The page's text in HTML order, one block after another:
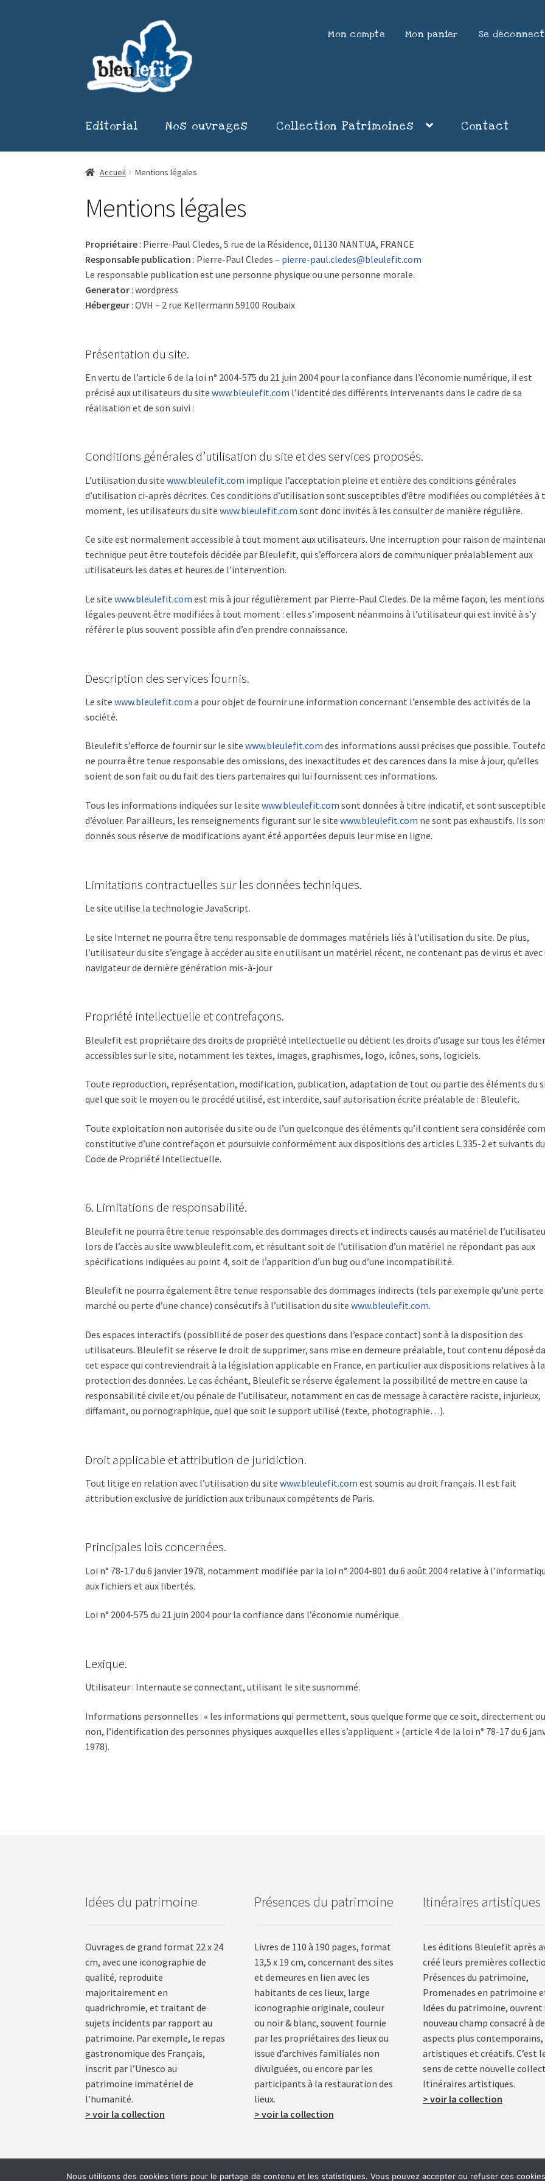
la
navigation
contenu
Mon compte Mon panier Se
Editorial Nos ouvrages Collection Patrimoines Contact
Accueil Mentions légales
Mentions légales
Propriétaire: Pierre-Paul Cledes, 5 rue de la Résidence, 01130 NANTUA, FRANCE
Responsable publication : Pierre-Paul Cledes – pierre-paul.cledes@bleulefit.com
Le responsable publication est une personne physique ou une personne morale.
Generator: wordpress
Hébergeur: OVH – 2 rue Kellermann 59100 Roubaix
Présentation du site.
En vertu de l’article 6 de la loi n° 2004-575 du 21 juin 2004 pour la confiance dans l’économie numérique, il est
précisé aux utilisateurs du sitewww.bleulefit.com l’identité des différents intervenants dans le cadre de sa
réalisation et de son suivi :
Conditions générales d’utilisation du site et des services proposés.
L’utilisation du sitewww.bleulefit.com implique l’acceptation pleine et entière des conditions générales
d’utilisation ci-après décrites. Ces conditions d’utilisation sont susceptibles d’être modifiées ou complétées à
moment, les utilisateurs du sitewww.bleulefit.com sont donc invités à les consulter de manière régulière.
Ce site est normalement accessible à tout moment aux utilisateurs. Une interruption pour raison de
technique peut être toutefois décidée par Bleulefit, qui s’efforcera alors de communiquer préalablement aux
utilisateurs les dates et heures de l’intervention.
Le sitewww.bleulefit.com est mis à jour régulièrement par Pierre-Paul Cledes. De la même façon, les mentions
légales peuvent être modifiées à tout moment : elles s’imposent néanmoins à l’utilisateur qui est invité à s’y
référer le plus souvent possible afin d’en prendre connaissance.
Description des services fournis.
Le sitewww.bleulefit.com a pour objet de fournir une information concernant l’ensemble des activités de la
société.
Bleulefit s’efforce de fournir sur le sitewww.bleulefit.com des informations aussi précises que possible.
ne pourra être tenue responsable des omissions, des inexactitudes et des carences dans la mise à jour, qu’elles
soient de son fait ou du fait des tiers partenaires qui lui fournissent ces informations.
Tous les informations indiquées sur le sitewww.bleulefit.com sont données à titre indicatif, et sont
d’évoluer. Par ailleurs, les renseignements figurant sur le sitewww.bleulefit.com ne sont pas exhaustifs. Ils
donnés sous réserve de modifications ayant été apportées depuis leur mise en ligne.
Limitations contractuelles sur les données techniques.
Le site utilise la technologie JavaScript.
Le site Internet ne pourra être tenu responsable de dommages matériels liés à l’utilisation du site. De plus,
l’utilisateur du site s’engage à accéder au site en utilisant un matériel récent, ne contenant pas de virus et avec
navigateur de dernière génération mis-à-jour
Propriété intellectuelle et contrefaçons.
Bleulefit est propriétaire des droits de propriété intellectuelle ou détient les droits d’usage sur tous les
accessibles sur le site, notamment les textes, images, graphismes, logo, icônes, sons, logiciels.
Toute reproduction, représentation, modification, publication, adaptation de tout ou partie des éléments du
quel que soit le moyen ou le procédé utilisé, est interdite, sauf autorisation écrite préalable de : Bleulefit.
Toute exploitation non autorisée du site ou de l’un quelconque des éléments qu’il contient sera considérée
constitutive d’une contrefaçon et poursuivie conformément aux dispositions des articles L.335-2 et suivants du
Code de Propriété Intellectuelle.
6. Limitations de responsabilité.
Bleulefit ne pourra être tenue responsable des dommages directs et indirects causés au matériel de
lors de l’accès au site www.bleulefit.com, et résultant soit de l’utilisation d’un matériel ne répondant pas aux
spécifications indiquées au point 4, soit de l’apparition d’un bug ou d’une incompatibilité.
Bleulefit ne pourra également être tenue responsable des dommages indirects (tels par exemple qu’une perte
marché ou perte d’une chance) consécutifs à l’utilisation du sitewww.bleulefit.com.
Des espaces interactifs (possibilité de poser des questions dans l’espace contact) sont à la disposition des
utilisateurs. Bleulefit se réserve le droit de supprimer, sans mise en demeure préalable, tout contenu déposé
cet espace qui contreviendrait à la législation applicable en France, en particulier aux dispositions relatives à la
protection des données. Le cas échéant, Bleulefit se réserve également la possibilité de mettre en cause la
responsabilité civile et/ou pénale de l’utilisateur, notamment en cas de message à caractère raciste, injurieux,
diffamant, ou pornographique, quel que soit le support utilisé (texte, photographie…).
Droit applicable et attribution de juridiction.
Tout litige en relation avec l’utilisation du sitewww.bleulefit.com est soumis au droit français. Il est fait
attribution exclusive de juridiction aux tribunaux compétents de Paris.
Principales lois concernées.
Loi n° 78-17 du 6 janvier 1978, notamment modifiée par la loi n° 2004-801 du 6 août 2004 relative à
aux fichiers et aux libertés.
Loi n° 2004-575 du 21 juin 2004 pour la confiance dans l’économie numérique.
Lexique.
Utilisateur : Internaute se connectant, utilisant le site susnommé.
Informations personnelles : « les informations qui permettent, sous quelque forme que ce soit, directement ou
non, l’identification des personnes physiques auxquelles elles s’appliquent » (article 4 de la loi n° 78-17 du 6
1978).
Idées du patrimoine
Ouvrages de grand format 22 x 24
cm, avec une iconographie de
qualité, reproduite
majoritairement en
quadrichromie, et traitant de
sujets incidents par rapport au
patrimoine. Par exemple, le repas
gastronomique des Français,
inscrit par l’Unesco au
patrimoine immatériel de
l’humanité.
> voir la collection
Présences du patrimoine
Livres de 110 à 190 pages, format
13,5 x 19 cm, concernant des sites
et demeures en lien avec les
habitants de ces lieux, large
iconographie originale, couleur
ou noir & blanc, souvent fournie
par les propriétaires des lieux ou
issue d’archives familiales non
divulguées, ou encore par les
participants à la restauration des
lieux.
> voir la collection
Itinéraires artistiques
Les éditions Bleulefit après
créé leurs premières
Présences du patrimoine,
Promenades en patrimoine
Idées du patrimoine, ouvrent
nouveau champ consacré à
aspects plus contemporains,
artistiques et créatifs. C’est
sens de cette nouvelle
Itinéraires artistiques.
> voir la collection
Nous utilisons des cookies tiers pour le partage de contenu et les statistiques. Vous pouvez accepter ou refuser ces